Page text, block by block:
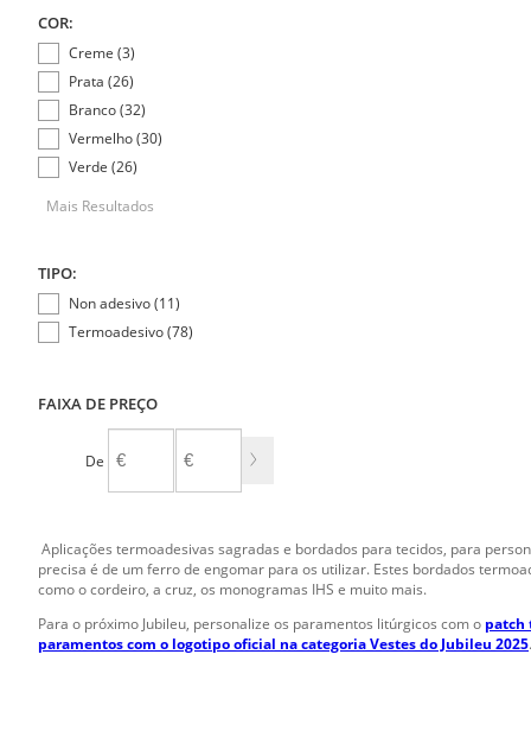
COR:
Creme (3)
Prata (26)
Branco (32)
Vermelho (30)
Verde (26)
Mais Resultados
TIPO:
Non adesivo (11)
Termoadesivo (78)
FAIXA DE PREÇO
De
Aplicações termoadesivas sagradas e bordados para tecidos, para
precisa é de um ferro de engomar para os utilizar. Estes bordados
como o cordeiro, a cruz, os monogramas IHS e muito mais.
Para o próximo Jubileu, personalize os paramentos litúrgicos com o patch
paramentos com o logotipo oficial na categoria Vestes do Jubileu 2025.